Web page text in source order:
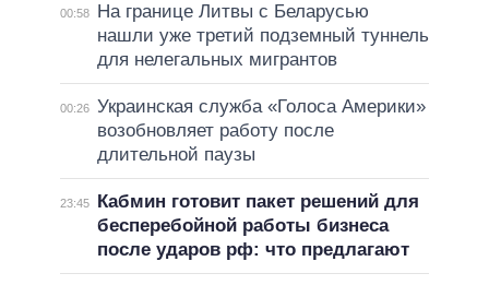
00:58
На границе Литвы с Беларусью
нашли уже третий подземный туннель
для нелегальных мигрантов
00:26 Украинская служба «Голоса Америки»
возобновляет работу после
длительной паузы
23:45
Кабмин готовит пакет решений для
бесперебойной работы бизнеса
после ударов рф: что предлагают